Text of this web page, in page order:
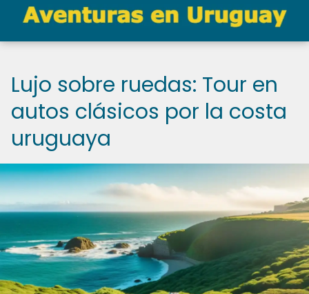
Lujo sobre ruedas: Tour en
autos clásicos por la costa
uruguaya